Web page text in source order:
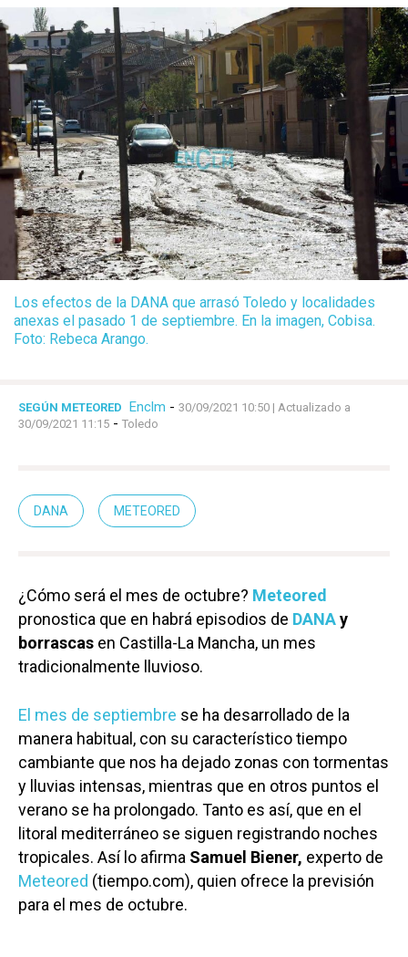
Los efectos de la DANA que arrasó Toledo y localidades
anexas el pasado 1 de septiembre. En la imagen, Cobisa.
Foto: Rebeca Arango.
SEGÚN METEORED Enclm - 30/09/2021 10:50 | Actualizado a
30/09/2021 11:15 - Toledo
DANA METEORED
¿Cómo será el mes de octubre? Meteored
pronostica que en habrá episodios de DANAy
borrascas en Castilla-La Mancha, un mes
tradicionalmente lluvioso.
El mes de septiembre se ha desarrollado de la
manera habitual, con su característico tiempo
cambiante que nos ha dejado zonas con tormentas
y lluvias intensas, mientras que en otros puntos el
verano se ha prolongado. Tanto es así, que en el
litoral mediterráneo se siguen registrando noches
tropicales. Así lo afirma Samuel Biener, experto de
Meteored (tiempo.com), quien ofrece la previsión
para el mes de octubre.